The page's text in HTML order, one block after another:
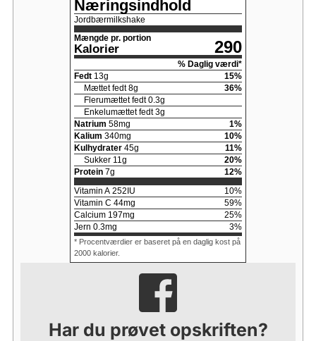
Næringsindhold
Jordbærmilkshake
Mængde pr. portion
Kalorier 290
% Daglig værdi*
Fedt 13g 15%
Mættet fedt 8g 36%
Flerumættet fedt 0.3g
Enkelumættet fedt 3g
Natrium 58mg 1%
Kalium 340mg 10%
Kulhydrater 45g 11%
Sukker 11 g 20%
Protein 7g 12%
Vitamin A 252IU 10%
Vitamin C 44mg 59%
Calcium 197mg 25%
Jern 0.3mg 3%
* Procentværdier er baseret på en daglig kost på
2000 kalorier.
Har du prøvet opskriften?